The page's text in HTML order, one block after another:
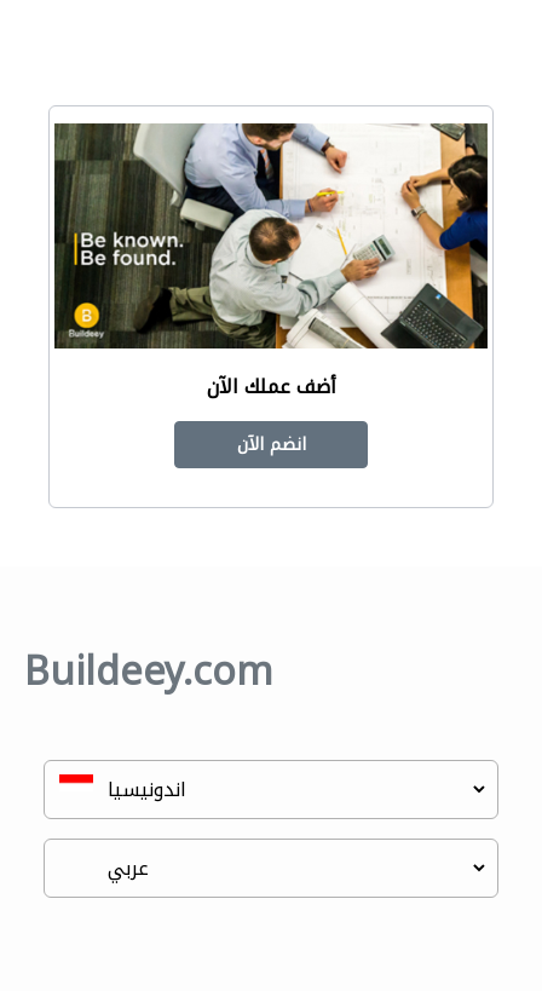
أضف عملك الآن
انضم الآن
Buildeey.com